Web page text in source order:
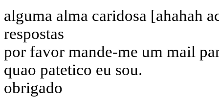
alguma alma caridosa [ahahah
respostas
por favor mande-me um mail
quao patetico eu sou.
obrigado